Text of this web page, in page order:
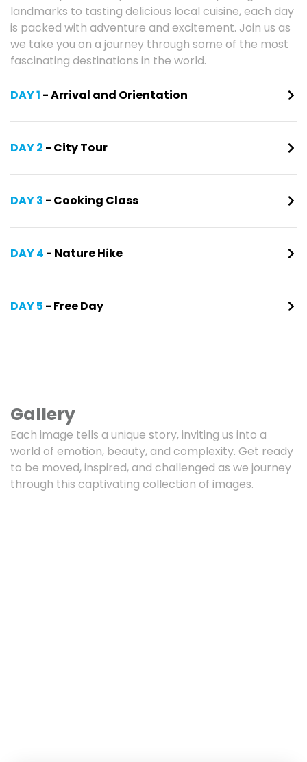
landmarks to tasting delicious local cuisine, each day
is packed with adventure and excitement. Join us as
we take you on a journey through some of the most
fascinating destinations in the world.
DAY 1 - Arrival and Orientation
DAY 2 - City Tour
DAY 3 - Cooking Class
DAY 4 - Nature Hike
DAY 5 - Free Day
Gallery
Each image tells a unique story, inviting us into a
world of emotion, beauty, and complexity. Get ready
to be moved, inspired, and challenged as we journey
through this captivating collection of images.